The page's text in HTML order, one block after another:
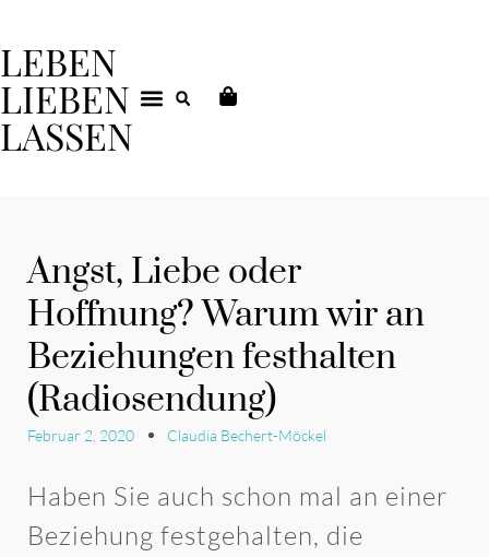
LEBEN
LIEBEN
LASSEN
Angst, Liebe oder
Hoffnung? Warum wir an
Beziehungen festhalten
(Radiosendung)
Februar 2, 2020 Claudia Bechert-Möckel
Haben Sie auch schon mal an einer
Beziehung festgehalten, die